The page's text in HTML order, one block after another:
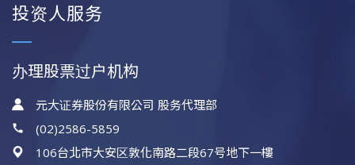
投资人服务
办理股票过户机构
元大证券股份有限公司 股务代理部
(02)2586-5859
106台北市大安区敦化南路二段67号地下一樓